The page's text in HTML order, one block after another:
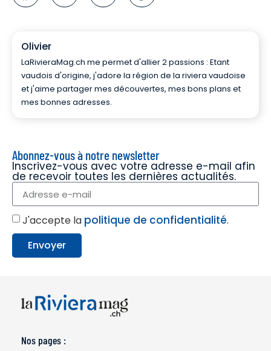
Olivier
LaRivieraMag.ch me permet d'allier 2 passions : Etant
vaudois d'origine, j'adore la région de la riviera vaudoise
et j'aime partager mes découvertes, mes bons plans et
mes bonnes adresses.
Abonnez-vous à notre newsletter
Inscrivez-vous avec votre adresse e-mail afin
de recevoir toutes les dernières actualités.
J'accepte la politique de confidentialité.
Envoyer
Nos pages :